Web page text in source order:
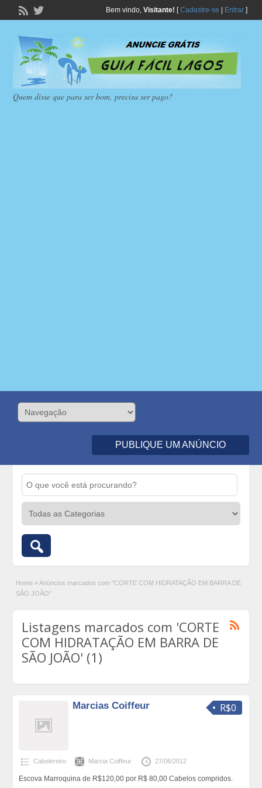
Bem vindo, Visitante! [Cadastre-se Entrar]
Quem disse que para ser bom, precisa ser pago?
PUBLIQUE UM ANÚNCIO
Home » Anúncios marcados com "CORTE COM HIDRATAÇÃO EM BARRA DE
SÃO JOÃO"
Listagens marcados com 'CORTE
COM HIDRATAÇÃO EM BARRA DE
SÃO JOÃO' (1)
R$0
Marcias Coiffeur
Cabelereiro Marcia Coiffeur 27/06/2012
Escova Marroquina de R$120,00 por R$ 80,00 Cabelos compridos.